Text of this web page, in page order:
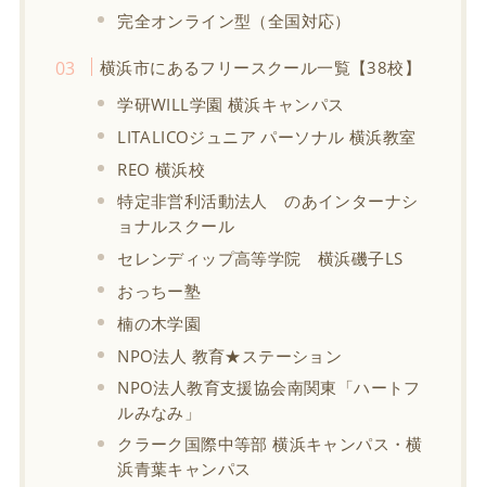
完全オンライン型（全国対応）
横浜市にあるフリースクール一覧【38校】
学研WILL学園 横浜キャンパス
LITALICOジュニア パーソナル 横浜教室
REO 横浜校
特定非営利活動法人 のあインターナシ
ョナルスクール
セレンディップ高等学院 横浜磯子LS
おっちー塾
楠の木学園
NPO法人 教育★ステーション
NPO法人教育支援協会南関東「ハートフ
ルみなみ」
クラーク国際中等部 横浜キャンパス・横
浜青葉キャンパス